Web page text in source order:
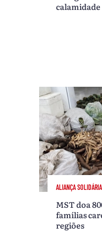
ALIANÇA SOLIDÁRIA
MST doa
famílias
regiões